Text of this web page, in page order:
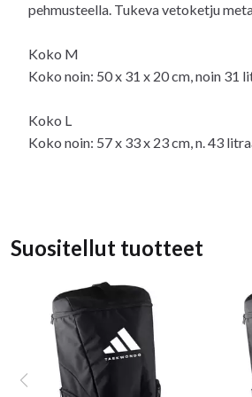
pehmusteella. Tukeva vetoketju
Koko M
Koko noin: 50 x 31 x 20 cm, noin 31
Koko L
Koko noin: 57 x 33 x 23 cm, n. 43
Suositellut tuotteet